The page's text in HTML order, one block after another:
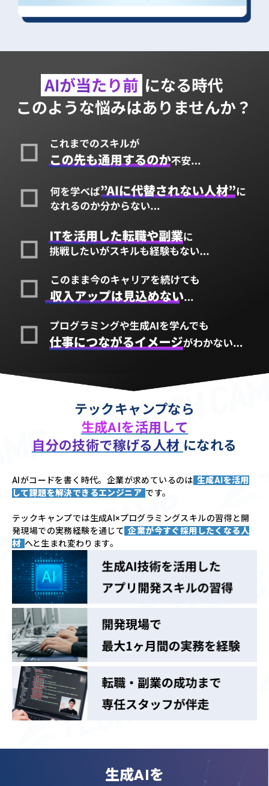
テックキャンプなら
生成AIを活用して
自分の技術で稼げる人材 になれる
AIがコードを書く時代。企業が求めているのは 生成AIを活用
して課題を解決できるエンジニア です。
テックキャンプでは生成AI×プログラミングスキルの習得と開
発現場での実務経験を通じて 企業が今すぐ採用したくなる人
材 へと生まれ変わります。
生成AIを